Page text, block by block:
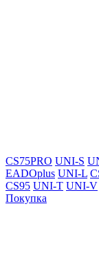
CS75PRO UNI-S
EADOplus UNI-L
CS95 UNI-T UNI-V
Покупка